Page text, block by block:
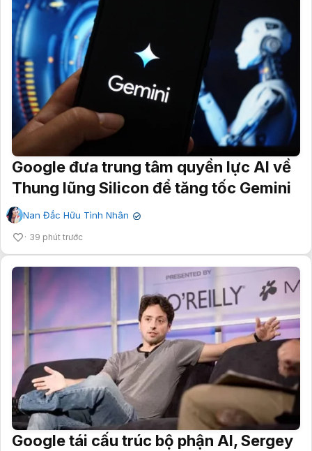
Google đưa trung tâm quyền lực AI về
Thung lũng Silicon để tăng tốc Gemini
Nan Đắc Hữu Tình Nhân ✔
39 phút trước
Google tái cấu trúc bộ phận AI, Sergey